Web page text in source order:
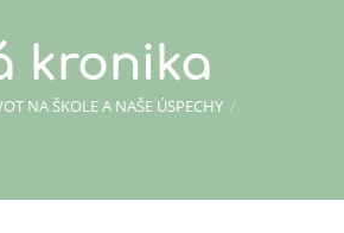
kronika
NA ŠKOLE A NAŠE ÚSPECHY /